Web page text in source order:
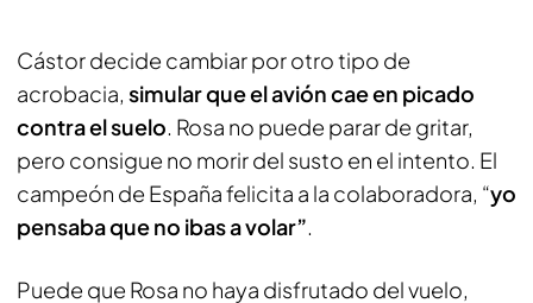
Cástor decide cambiar por otro tipo de
acrobacia, simular que el avión cae en picado
contra el suelo. Rosa no puede parar de gritar,
pero consigue no morir del susto en el intento. El
campeón de España felicita a la colaboradora, “yo
pensaba que no ibas a volar”.
Puede que Rosa no haya disfrutado del vuelo,